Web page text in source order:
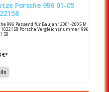
Porsche 996 01-05
996 Passend für Baujahr 2001-2005 M
Porsche Vergleichsnummer: 996
58
€*